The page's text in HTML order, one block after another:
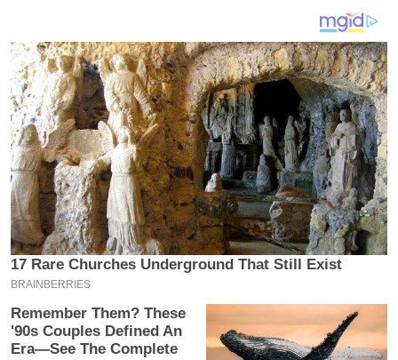
क्रि
के
ट
I
P
L
2
0
2
6
इ
म